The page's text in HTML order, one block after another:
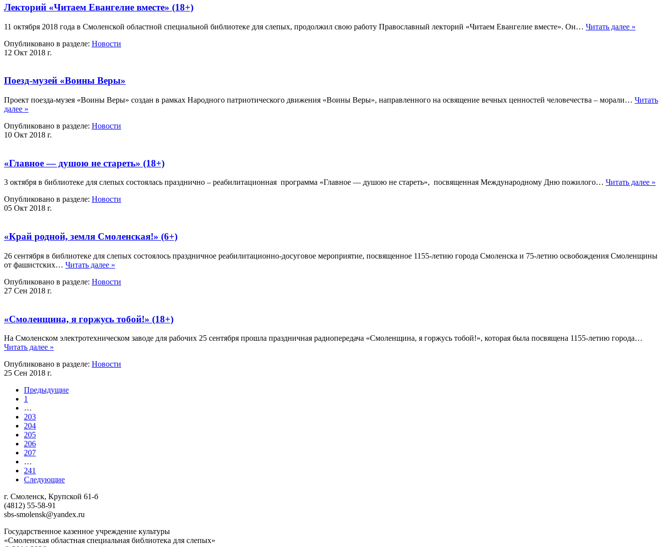
Лекторий «Читаем Евангелие вместе» (18+)
11 октября 2018 года в Смоленской областной специальной библиотеке для слепых, продолжил свою работу Православный лекторий «Читаем Евангелие вместе». Он… Читать далее »
Опубликовано в разделе: Новости
12 Окт 2018 г.
Поезд-музей «Воины Веры»
Проект поезда-музея «Воины Веры» создан в рамках Народного патриотического движения «Воины Веры», направленного на освящение вечных ценностей человечества – морали… Читать
далее »
Опубликовано в разделе: Новости
10 Окт 2018 г.
«Главное — душою не стареть» (18+)
3 октября в библиотеке для слепых состоялась празднично – реабилитационная программа «Главное — душою не стареть», посвященная Международному Дню пожилого… Читать далее »
Опубликовано в разделе: Новости
05 Окт 2018 г.
«Край родной, земля Смоленская!» (6+)
26 сентября в библиотеке для слепых состоялось праздничное реабилитационно-досуговое мероприятие, посвященное 1155-летию города Смоленска и 75-летию освобождения Смоленщины
от фашистских… Читать далее »
Опубликовано в разделе: Новости
27 Сен 2018 г.
«Смоленщина, я горжусь тобой!» (18+)
На Смоленском электротехническом заводе для рабочих 25 сентября прошла праздничная радиопередача «Смоленщина, я горжусь тобой!», которая была посвящена 1155-летию города…
Читать далее »
Опубликовано в разделе: Новости
25 Сен 2018 г.
Предыдущие
1
…
203
204
205
206
207
…
241
Следующие
г. Смоленск, Крупской 61-б
(4812) 55-58-91
sbs-smolensk@yandex.ru
Государственное казенное учреждение культуры
«Смоленская областная специальная библиотека для слепых»